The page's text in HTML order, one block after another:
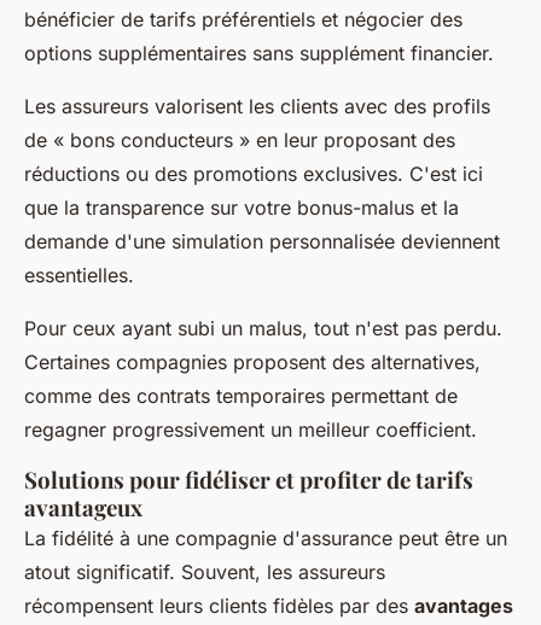
bénéficier de tarifs préférentiels et négocier des
options supplémentaires sans supplément financier.
Les assureurs valorisent les clients avec des profils
de « bons conducteurs » en leur proposant des
réductions ou des promotions exclusives. C'est ici
que la transparence sur votre bonus-malus et la
demande d'une simulation personnalisée deviennent
essentielles.
Pour ceux ayant subi un malus, tout n'est pas perdu.
Certaines compagnies proposent des alternatives,
comme des contrats temporaires permettant de
regagner progressivement un meilleur coefficient.
Solutions pour fidéliser et profiter de tarifs
avantageux
La fidélité à une compagnie d'assurance peut être un
atout significatif. Souvent, les assureurs
récompensent leurs clients fidèles par des avantages